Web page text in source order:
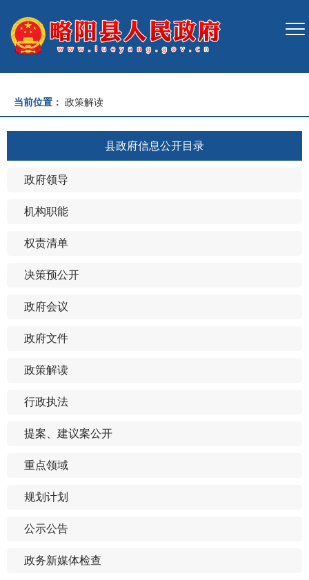
当前位置： 政策解读
县政府信息公开目录
政府领导
机构职能
权责清单
决策预公开
政府会议
政府文件
政策解读
行政执法
提案、建议案公开
重点领域
规划计划
公示公告
政务新媒体检查